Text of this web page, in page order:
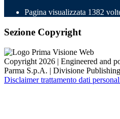
Pagina visualizzata 1382
Sezione Copyright
Copyright 2026 | Engineered and
Parma S.p.A. | Divisione
Disclaimer trattamento dati